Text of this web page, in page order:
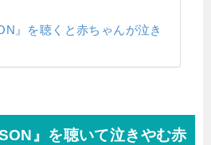
』を聴くと赤ちゃんが泣き
』を聴いて泣きやむ赤